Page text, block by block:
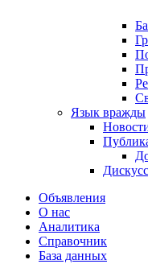
Язык вражды
Объявления
О нас
Аналитика
Справочник
База данных